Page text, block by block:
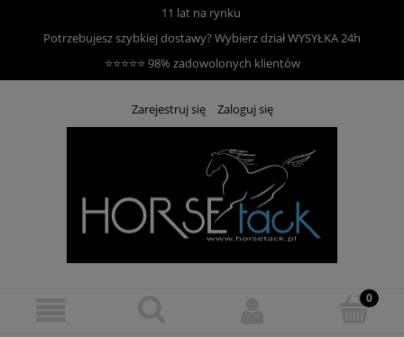
11 lat na rynku
Potrzebujesz szybkiej dostawy? Wybierz działWYSYŁKA 24h
⭐⭐⭐⭐⭐ 98% zadowolonych klientów
Zarejestruj się Zaloguj się